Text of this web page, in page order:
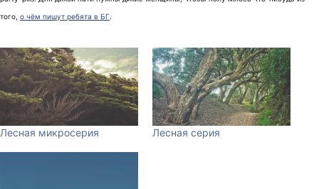
того, о чём пишут ребята в БГ.
Лесная микросерия Лесная серия